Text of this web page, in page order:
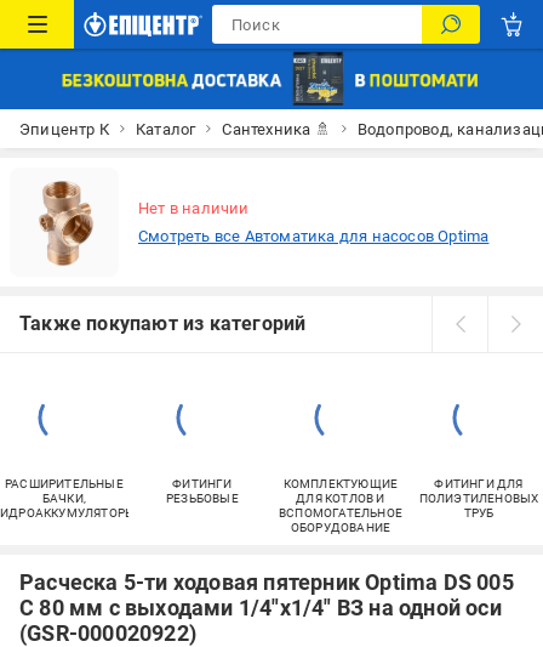
Эпицентр К Каталог Сантехника 🚿 Водопровод,
Нет в наличии
Смотреть все Автоматика для насосов Optima
Также покупают из категорий
РАСШИРИТЕЛЬНЫЕ
БАЧКИ,
ФИТИНГИ
РЕЗЬБОВЫЕ
КОМПЛЕКТУЮЩИЕ
ДЛЯ КОТЛОВ И
ВСПОМОГАТЕЛЬНОЕ
ОБОРУДОВАНИЕ
ФИТИНГИ ДЛЯ
ПОЛИЭТИЛЕНОВЫХ
ТРУБ
Расческа 5-ти ходовая пятерник Optima DS 005
C 80 мм с выходами 1/4"х1/4" ВЗ на одной оси
(GSR-000020922)